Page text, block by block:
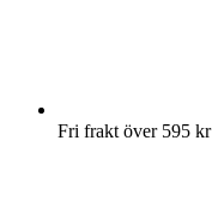
Fri frakt över 595 kr